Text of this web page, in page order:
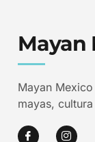
Mayan
Mayan
mayas,